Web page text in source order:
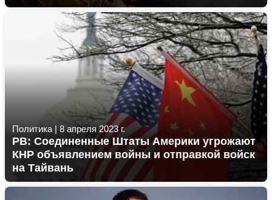
Политика |8 апреля 2023 г.
РВ: Соединенные Штаты Америки угрожают
КНР объявлением войны и отправкой войск
на Тайвань